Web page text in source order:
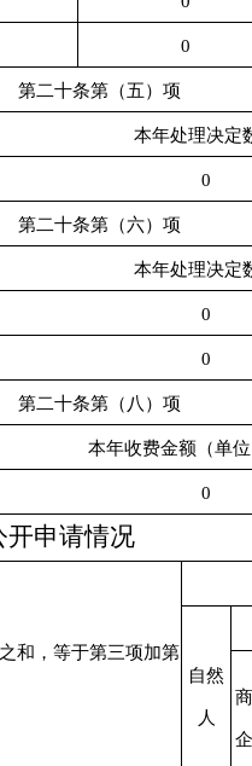
0
第二十条第（五）项
本年处理决定
0
第二十条第（六）项
本年处理决定
0
0
第二十条第（八）项
本年收费金额（单位
0
开申请情况
和，等于第三项加第
自然
人